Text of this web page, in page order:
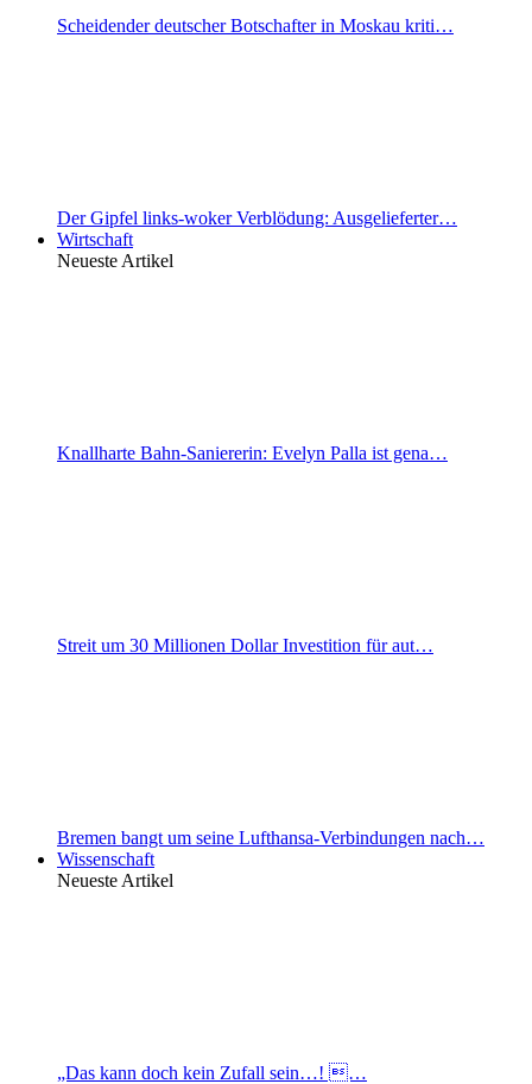
Scheidender deutscher Botschafter in Moskau kriti…
Der Gipfel links-woker Verblödung: Ausgelieferter…
Wirtschaft
Neueste Artikel
Knallharte Bahn-Saniererin: Evelyn Palla ist gena…
Streit um 30 Millionen Dollar Investition für aut…
Bremen bangt um seine Lufthansa-Verbindungen nach…
Wissenschaft
Neueste Artikel
„Das kann doch kein Zufall sein…! …